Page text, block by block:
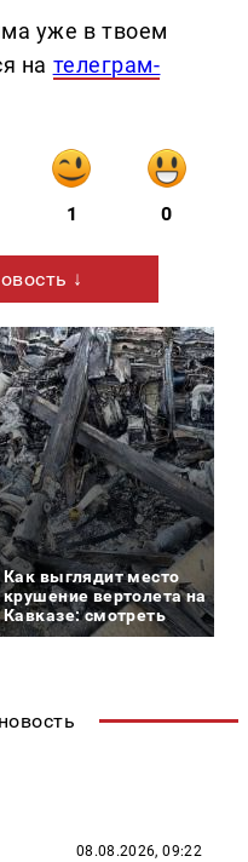
уже в твоем
на телеграм-
1 0
↓
Как выглядит место
крушение вертолета на
Кавказе: смотреть
08.08.2026, 09:22